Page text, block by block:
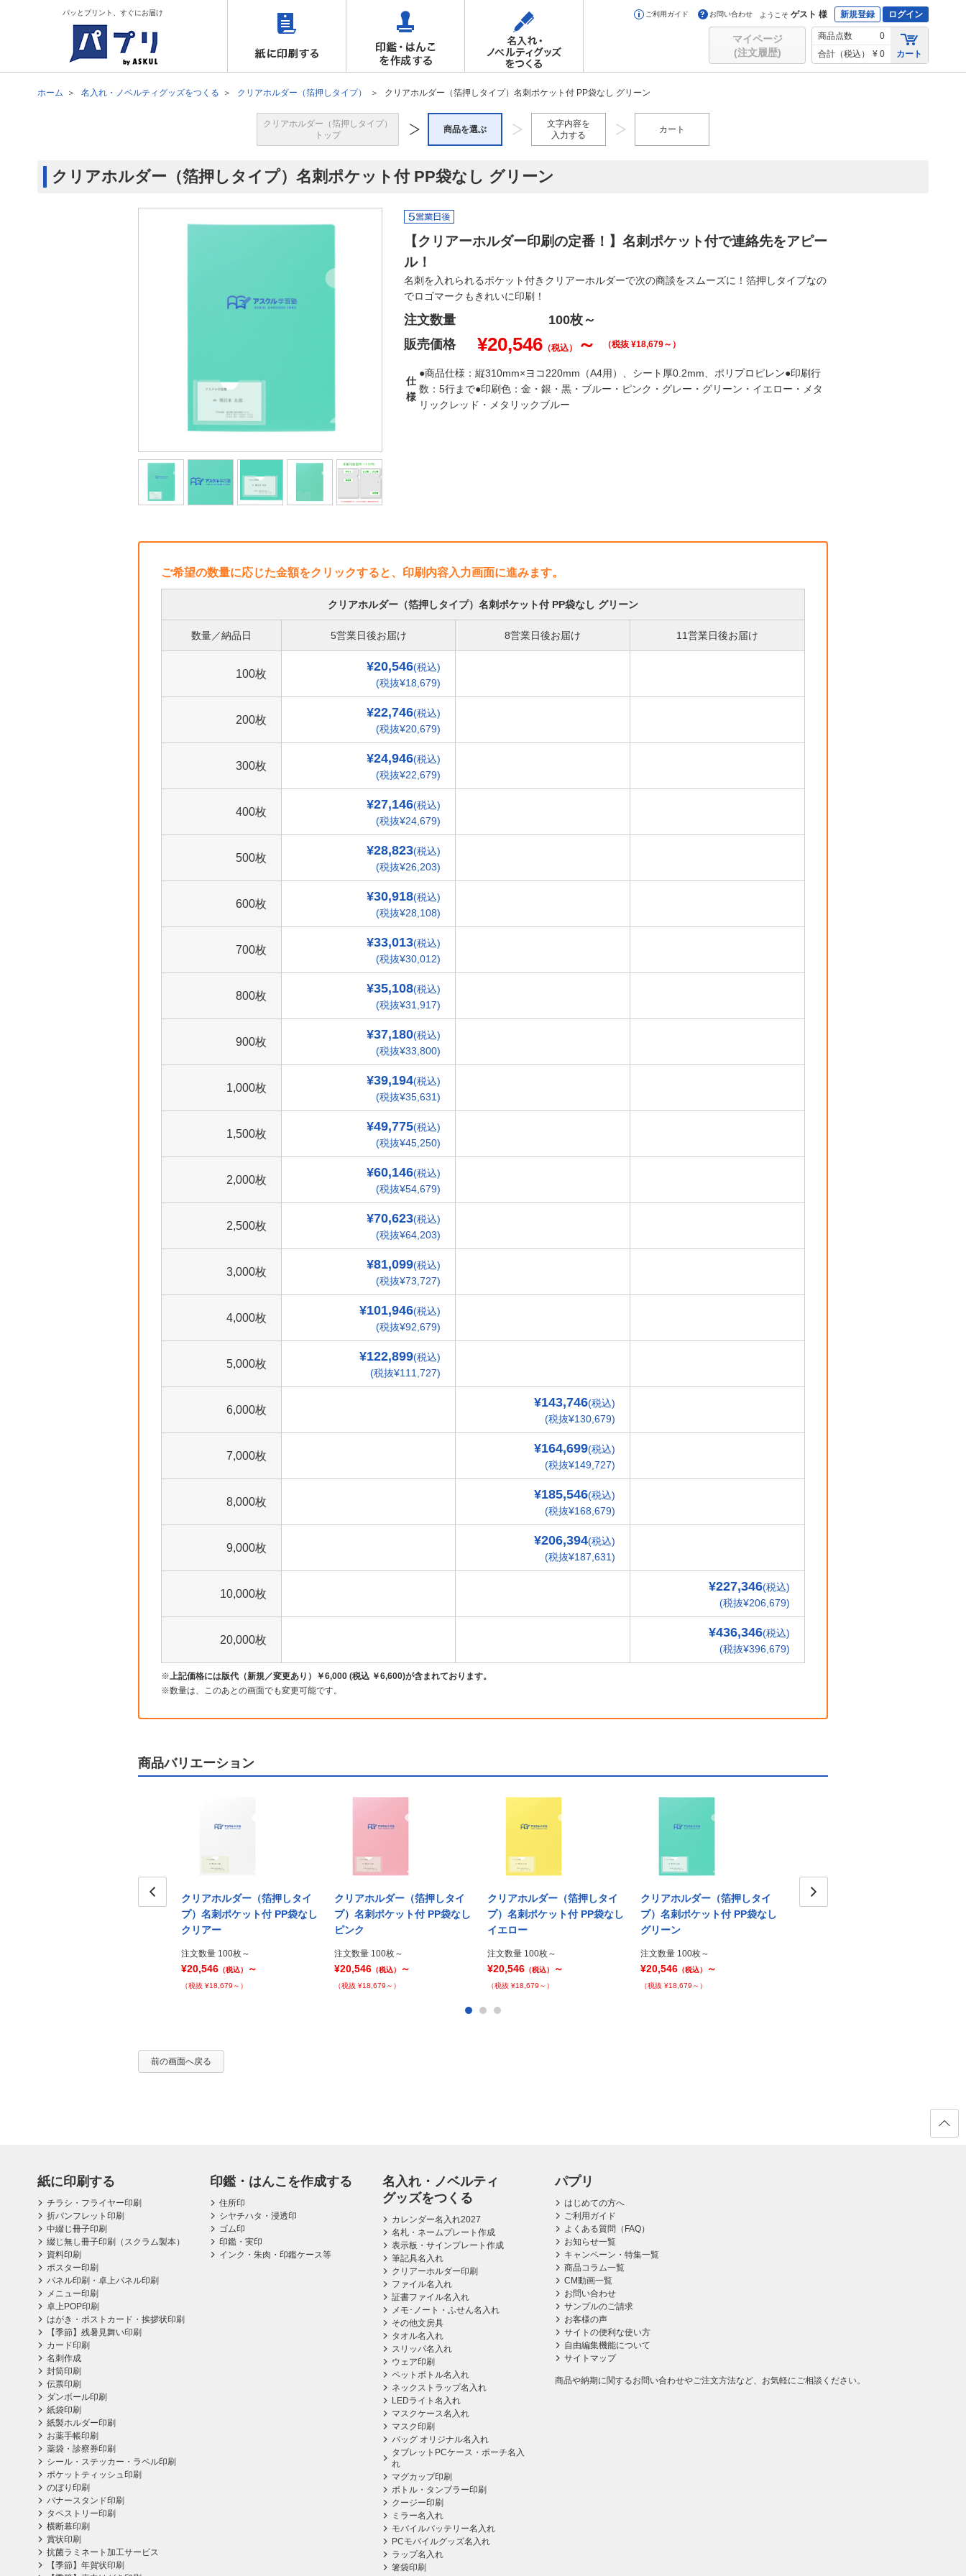
パッとプリント、すぐにお届け ご利用ガイド お問い合わせ ようこそ ゲスト 様 新規登録 ログイン
マイページ
(注文履歴)
商品点数
0
合計（税込）
¥ 0 カート
ホーム 名入れ・ノベルティグッズをつくる クリアホルダー（箔押しタイプ） クリアホルダー（箔押しタイプ）名刺ポケット付 PP袋なし グリーン
クリアホルダー（箔押しタイプ）
トップ
商品を選ぶ
文字内容を
入力する
カート
クリアホルダー（箔押しタイプ）名刺ポケット付 PP袋なし グリーン
【クリアーホルダー印刷の定番！】名刺ポケット付で連絡先をアピー
ル！
名刺を入れられるポケット付きクリアーホルダーで次の商談をスムーズに！箔押しタイプなの
でロゴマークもきれいに印刷！
注文数量 100枚～
販売価格
¥20,546 （税込） ～ （税抜 ¥18,679～）
仕
様
●商品仕様：縦310mm×ヨコ220mm（A4用）、シート厚0.2mm、ポリプロピレン●印刷行
数：5行まで●印刷色：金・銀・黒・ブルー・ピンク・グレー・グリーン・イエロー・メタ
リックレッド・メタリックブルー
ご希望の数量に応じた金額をクリックすると、印刷内容入力画面に進みます。
クリアホルダー（箔押しタイプ）名刺ポケット付 PP袋なし グリーン
数量／納品日 5営業日後お届け 8営業日後お届け 11営業日後お届け
100枚
¥20,546(税込)
(税抜¥18,679)
200枚
¥22,746(税込)
(税抜¥20,679)
300枚
¥24,946(税込)
(税抜¥22,679)
400枚
¥27,146(税込)
(税抜¥24,679)
500枚
¥28,823(税込)
(税抜¥26,203)
600枚
¥30,918(税込)
(税抜¥28,108)
700枚
¥33,013(税込)
(税抜¥30,012)
800枚
¥35,108(税込)
(税抜¥31,917)
900枚
¥37,180(税込)
(税抜¥33,800)
1,000枚
¥39,194(税込)
(税抜¥35,631)
1,500枚
¥49,775(税込)
(税抜¥45,250)
2,000枚
¥60,146(税込)
(税抜¥54,679)
2,500枚
¥70,623(税込)
(税抜¥64,203)
3,000枚
¥81,099(税込)
(税抜¥73,727)
4,000枚
¥101,946(税込)
(税抜¥92,679)
5,000枚
¥122,899(税込)
(税抜¥111,727)
6,000枚
¥143,746(税込)
(税抜¥130,679)
7,000枚
¥164,699(税込)
(税抜¥149,727)
8,000枚
¥185,546(税込)
(税抜¥168,679)
9,000枚
¥206,394(税込)
(税抜¥187,631)
10,000枚
¥227,346(税込)
(税抜¥206,679)
20,000枚
¥436,346(税込)
(税抜¥396,679)
上記価格には版代（新規／変更あり）￥6,000 (税込 ￥6,600)が含まれております。
数量は、このあとの画面でも変更可能です。
商品バリエーション
クリアホルダー（箔押しタイ
クリアホルダー（箔押しタイ
プ）名刺ポケット付 PP袋なし
クリアー
注文数量 100枚～
¥20,546 （税込） ～
（税抜 ¥18,679～）
クリアホルダー（箔押しタイ
プ）名刺ポケット付 PP袋なし
ピンク
注文数量 100枚～
¥20,546 （税込） ～
（税抜 ¥18,679～）
クリアホルダー（箔押しタイ
プ）名刺ポケット付 PP袋なし
イエロー
注文数量 100枚～
¥20,546 （税込） ～
（税抜 ¥18,679～）
クリアホルダー（箔押しタイ
プ）名刺ポケット付 PP袋なし
グリーン
注文数量 100枚～
¥20,546 （税込） ～
（税抜 ¥18,679～）
クリアホルダー（箔押しタイ
前の画面へ戻る
紙に印刷する
チラシ・フライヤー印刷
折パンフレット印刷
中綴じ冊子印刷
綴じ無し冊子印刷（スクラム製本）
資料印刷
ポスター印刷
パネル印刷・卓上パネル印刷
メニュー印刷
卓上POP印刷
はがき・ポストカード・挨拶状印刷
【季節】残暑見舞い印刷
カード印刷
名刺作成
封筒印刷
伝票印刷
ダンボール印刷
紙袋印刷
紙製ホルダー印刷
お薬手帳印刷
薬袋・診察券印刷
シール・ステッカー・ラベル印刷
ポケットティッシュ印刷
のぼり印刷
バナースタンド印刷
タペストリー印刷
横断幕印刷
賞状印刷
抗菌ラミネート加工サービス
【季節】年賀状印刷
印鑑・はんこを作成する
住所印
シヤチハタ・浸透印
ゴム印
印鑑・実印
インク・朱肉・印鑑ケース等
名入れ・ノベルティ
グッズをつくる
カレンダー名入れ2027
名札・ネームプレート作成
表示板・サインプレート作成
筆記具名入れ
クリアーホルダー印刷
ファイル名入れ
証書ファイル名入れ
メモ･ノート・ふせん名入れ
その他文房具
タオル名入れ
スリッパ名入れ
ウェア印刷
ペットボトル名入れ
ネックストラップ名入れ
LEDライト名入れ
マスクケース名入れ
マスク印刷
バッグ オリジナル名入れ
タブレットPCケース・ポーチ名入
れ
マグカップ印刷
ボトル・タンブラー印刷
クージー印刷
ミラー名入れ
モバイルバッテリー名入れ
PCモバイルグッズ名入れ
ラップ名入れ
箸袋印刷
パプリ
はじめての方へ
ご利用ガイド
よくある質問（FAQ）
お知らせ一覧
キャンペーン・特集一覧
商品コラム一覧
CM動画一覧
お問い合わせ
サンプルのご請求
お客様の声
サイトの便利な使い方
自由編集機能について
サイトマップ
商品や納期に関するお問い合わせやご注文方法など、お気軽にご相談ください。